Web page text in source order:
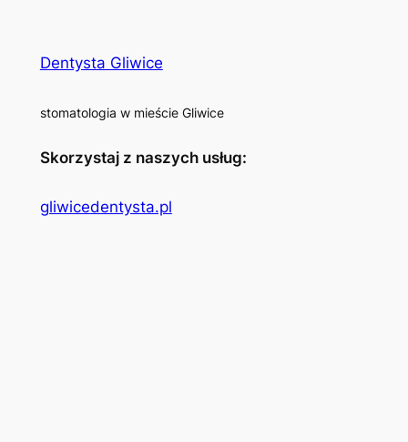
Dentysta Gliwice
stomatologia w mieście Gliwice
Skorzystaj z naszych usług:
gliwicedentysta.pl